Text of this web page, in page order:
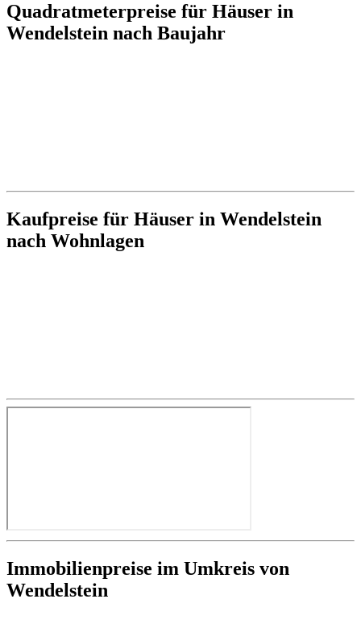
Quadratmeterpreise für Häuser in
Wendelstein nach Baujahr
Kaufpreise für Häuser in Wendelstein
nach Wohnlagen
Immobilienpreise im Umkreis von
Wendelstein